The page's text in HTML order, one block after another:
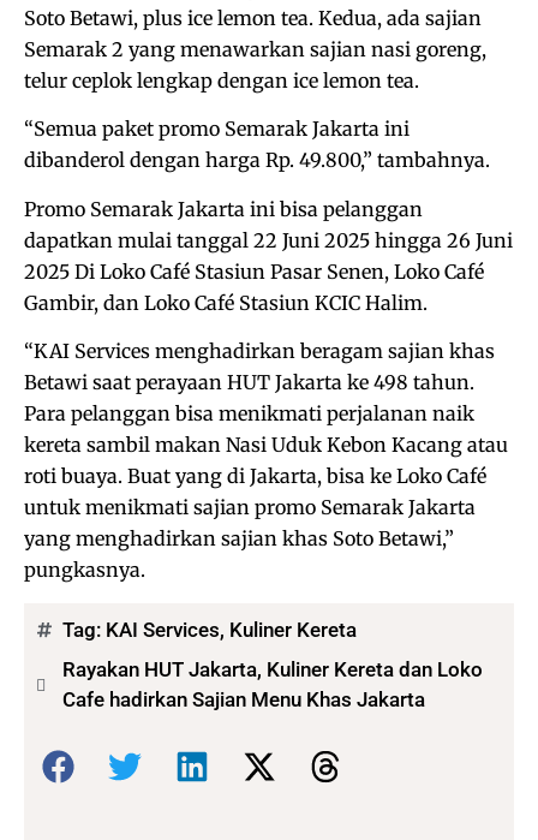
Soto Betawi, plus ice lemon tea. Kedua, ada sajian
Semarak 2 yang menawarkan sajian nasi goreng,
telur ceplok lengkap dengan ice lemon tea.
“Semua paket promo Semarak Jakarta ini
dibanderol dengan harga Rp. 49.800,” tambahnya.
Promo Semarak Jakarta ini bisa pelanggan
dapatkan mulai tanggal 22 Juni 2025 hingga 26 Juni
2025 Di Loko Café Stasiun Pasar Senen, Loko Café
Gambir, dan Loko Café Stasiun KCIC Halim.
“KAI Services menghadirkan beragam sajian khas
Betawi saat perayaan HUT Jakarta ke 498 tahun.
Para pelanggan bisa menikmati perjalanan naik
kereta sambil makan Nasi Uduk Kebon Kacang atau
roti buaya. Buat yang di Jakarta, bisa ke Loko Café
untuk menikmati sajian promo Semarak Jakarta
yang menghadirkan sajian khas Soto Betawi,”
pungkasnya.
Tag: KAI Services, Kuliner Kereta
Rayakan HUT Jakarta, Kuliner Kereta dan Loko
Cafe hadirkan Sajian Menu Khas Jakarta
Bagikan: